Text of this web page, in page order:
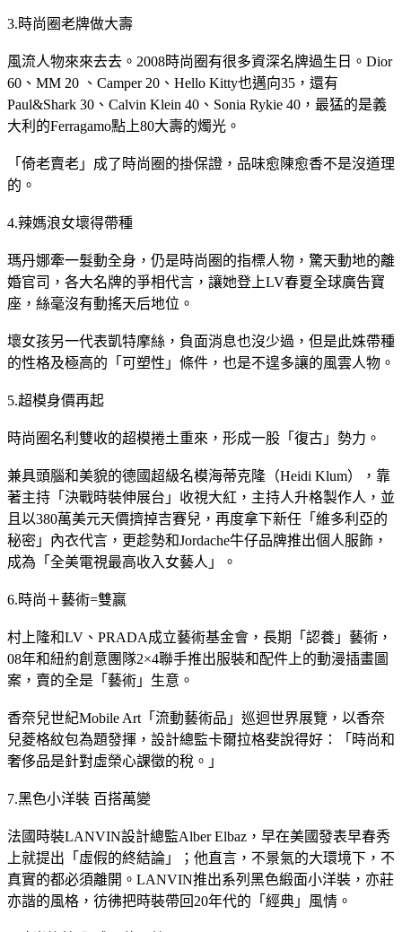
3.時尚圈老牌做大壽
風流人物來來去去。2008時尚圈有很多資深名牌過生日。Dior
60、MM 20 、Camper 20、Hello Kitty也邁向35，還有
Paul&Shark 30、Calvin Klein 40、Sonia Rykie 40，最猛的是義
大利的Ferragamo點上80大壽的燭光。
「倚老賣老」成了時尚圈的掛保證，品味愈陳愈香不是沒道理
的。
4.辣媽浪女壞得帶種
瑪丹娜牽一髮動全身，仍是時尚圈的指標人物，驚天動地的離
婚官司，各大名牌的爭相代言，讓她登上LV春夏全球廣告寶
座，絲毫沒有動搖天后地位。
壞女孩另一代表凱特摩絲，負面消息也沒少過，但是此姝帶種
的性格及極高的「可塑性」條件，也是不遑多讓的風雲人物。
5.超模身價再起
時尚圈名利雙收的超模捲土重來，形成一股「復古」勢力。
兼具頭腦和美貌的德國超級名模海蒂克隆（Heidi Klum），靠
著主持「決戰時裝伸展台」收視大紅，主持人升格製作人，並
且以380萬美元天價擠掉吉賽兒，再度拿下新任「維多利亞的
秘密」內衣代言，更趁勢和Jordache牛仔品牌推出個人服飾，
成為「全美電視最高收入女藝人」。
6.時尚＋藝術=雙贏
村上隆和LV、PRADA成立藝術基金會，長期「認養」藝術，
08年和紐約創意團隊2×4聯手推出服裝和配件上的動漫插畫圖
案，賣的全是「藝術」生意。
香奈兒世紀Mobile Art「流動藝術品」巡迴世界展覽，以香奈
兒菱格紋包為題發揮，設計總監卡爾拉格斐說得好：「時尚和
奢侈品是針對虛榮心課徵的稅。」
7.黑色小洋裝 百搭萬變
法國時裝LANVIN設計總監Alber Elbaz，早在美國發表早春秀
上就提出「虛假的終結論」；他直言，不景氣的大環境下，不
真實的都必須離開。LANVIN推出系列黑色緞面小洋裝，亦莊
亦諧的風格，彷彿把時裝帶回20年代的「經典」風情。